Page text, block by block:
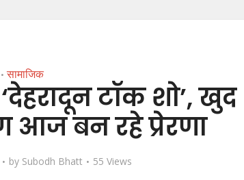
• सामाजिक
टॉक शो’, खुद
आज बन रहे प्रेरणा
by Subodh Bhatt 55 Views